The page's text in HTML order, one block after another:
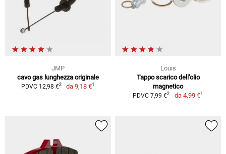
JMP
cavo gas lunghezza originale
PDVC 12,98 €2 da9,18 €1
Louis
Tappo scarico dell'olio
magnetico
PDVC 7,99 €2 da 4,99 €1